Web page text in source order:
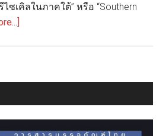
ซเคิลในภาคใต้” หรือ “Southern
กำลัง
เปิด